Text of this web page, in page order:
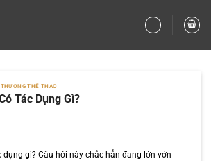
THỂ THAO
Tác Dụng Gì?
dụng gì? Câu hỏi này chắc hẳn đang lởn vởn